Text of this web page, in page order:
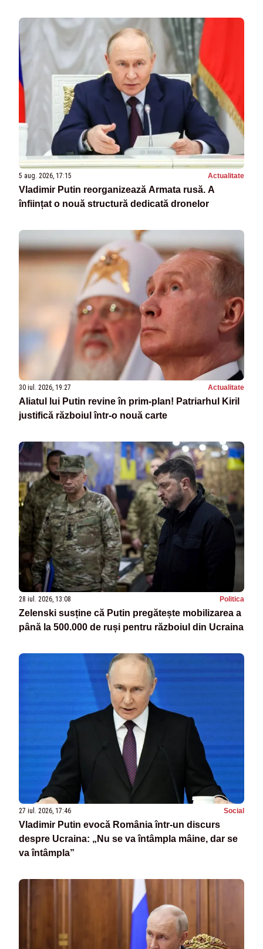
5 aug. 2026, 17:15 Actualitate
Vladimir Putin reorganizează Armata rusă. A
înființat o nouă structură dedicată dronelor
30 iul. 2026, 19:27 Actualitate
Aliatul lui Putin revine în prim-plan! Patriarhul Kiril
justifică războiul într-o nouă carte
28 iul. 2026, 13:08 Politica
Zelenski susține că Putin pregătește mobilizarea a
până la 500.000 de ruși pentru războiul din Ucraina
27 iul. 2026, 17:46 Social
Vladimir Putin evocă România într-un discurs
despre Ucraina: „Nu se va întâmpla mâine, dar se
va întâmpla”